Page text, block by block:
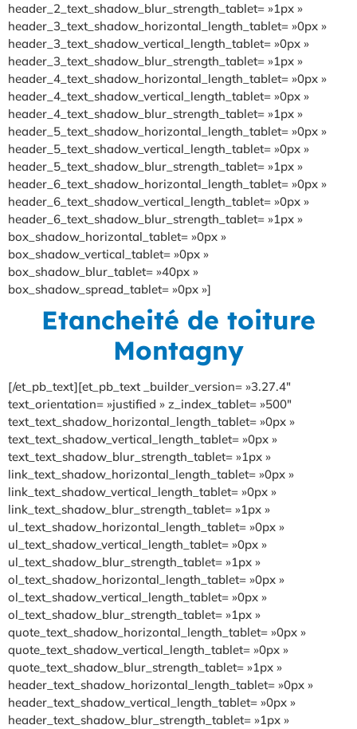
header_2_text_shadow_blur_strength_tablet= »1px »
header_3_text_shadow_horizontal_length_tablet= »0px »
header_3_text_shadow_vertical_length_tablet= »0px »
header_3_text_shadow_blur_strength_tablet= »1px »
header_4_text_shadow_horizontal_length_tablet= »0px »
header_4_text_shadow_vertical_length_tablet= »0px »
header_4_text_shadow_blur_strength_tablet= »1px »
header_5_text_shadow_horizontal_length_tablet= »0px »
header_5_text_shadow_vertical_length_tablet= »0px »
header_5_text_shadow_blur_strength_tablet= »1px »
header_6_text_shadow_horizontal_length_tablet= »0px »
header_6_text_shadow_vertical_length_tablet= »0px »
header_6_text_shadow_blur_strength_tablet= »1px »
box_shadow_horizontal_tablet= »0px »
box_shadow_vertical_tablet= »0px »
box_shadow_blur_tablet= »40px »
box_shadow_spread_tablet= »0px »]
Etancheité de toiture
Montagny
[/et_pb_text][et_pb_text _builder_version= »3.27.4″
text_orientation= »justified » z_index_tablet= »500″
text_text_shadow_horizontal_length_tablet= »0px »
text_text_shadow_vertical_length_tablet= »0px »
text_text_shadow_blur_strength_tablet= »1px »
link_text_shadow_horizontal_length_tablet= »0px »
link_text_shadow_vertical_length_tablet= »0px »
link_text_shadow_blur_strength_tablet= »1px »
ul_text_shadow_horizontal_length_tablet= »0px »
ul_text_shadow_vertical_length_tablet= »0px »
ul_text_shadow_blur_strength_tablet= »1px »
ol_text_shadow_horizontal_length_tablet= »0px »
ol_text_shadow_vertical_length_tablet= »0px »
ol_text_shadow_blur_strength_tablet= »1px »
quote_text_shadow_horizontal_length_tablet= »0px »
quote_text_shadow_vertical_length_tablet= »0px »
quote_text_shadow_blur_strength_tablet= »1px »
header_text_shadow_horizontal_length_tablet= »0px »
header_text_shadow_vertical_length_tablet= »0px »
header_text_shadow_blur_strength_tablet= »1px »